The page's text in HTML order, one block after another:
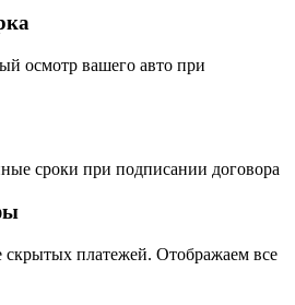
осмотр вашего авто при
сроки при подписании договора
платежей. Отображаем все